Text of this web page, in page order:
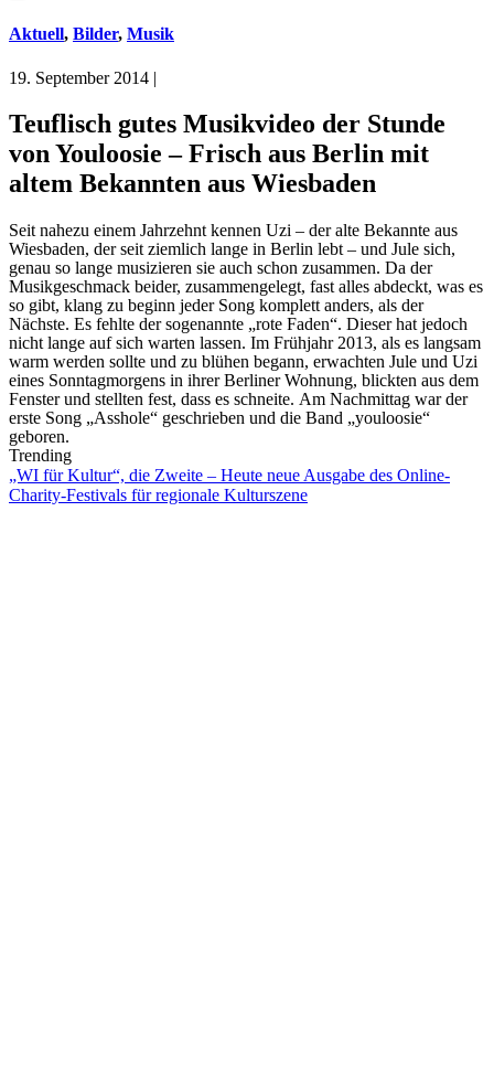
Aktuell, Bilder, Musik
19. September 2014 |
Teuflisch gutes Musikvideo der Stunde
von Youloosie – Frisch aus Berlin mit
altem Bekannten aus Wiesbaden
Seit nahezu einem Jahrzehnt kennen Uzi – der alte Bekannte aus
Wiesbaden, der seit ziemlich lange in Berlin lebt – und Jule sich,
genau so lange musizieren sie auch schon zusammen. Da der
Musikgeschmack beider, zusammengelegt, fast alles abdeckt, was es
so gibt, klang zu beginn jeder Song komplett anders, als der
Nächste. Es fehlte der sogenannte „rote Faden“. Dieser hat jedoch
nicht lange auf sich warten lassen. Im Frühjahr 2013, als es langsam
warm werden sollte und zu blühen begann, erwachten Jule und Uzi
eines Sonntagmorgens in ihrer Berliner Wohnung, blickten aus dem
Fenster und stellten fest, dass es schneite. Am Nachmittag war der
erste Song „Asshole“ geschrieben und die Band „youloosie“
geboren.
Trending
„WI für Kultur“, die Zweite – Heute neue Ausgabe des Online-
Charity-Festivals für regionale Kulturszene